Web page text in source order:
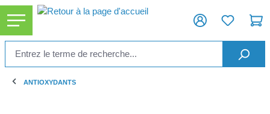
principal
ANTIOXYDANTS